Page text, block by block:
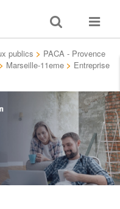
Toggle
search
Toggle
publics > PACA - Provence
> Marseille-11eme > Entreprise